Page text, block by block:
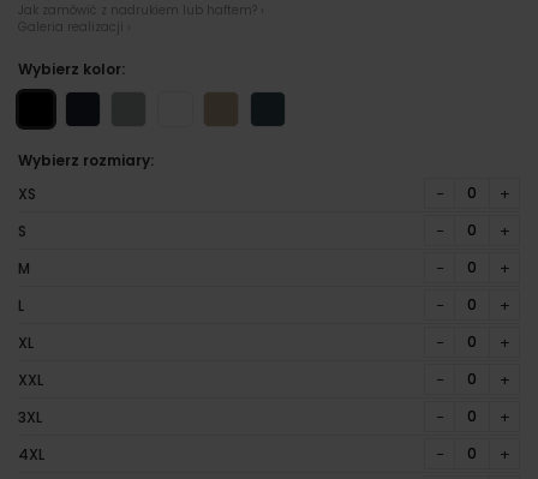
Jak zamówić z nadrukiem lub haftem? ›
Galeria realizacji ›
Wybierz kolor:
Wybierz rozmiary:
XS
− +
S − +
M − +
L − +
XL − +
XXL − +
3XL − +
4XL − +